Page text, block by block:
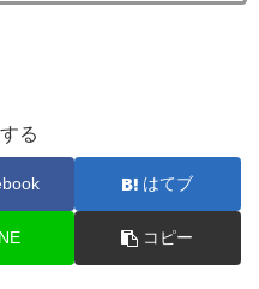
る
はてブ
コピー